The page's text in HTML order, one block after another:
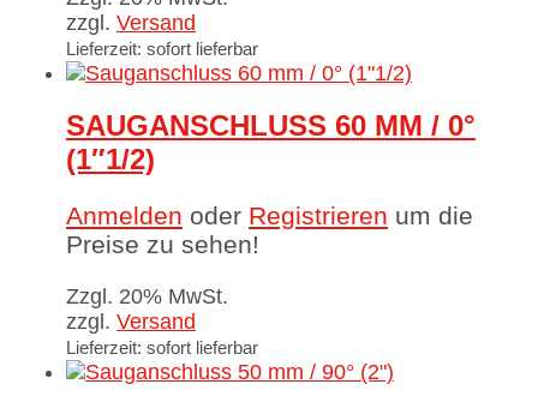
zzgl. Versand
Lieferzeit: sofort lieferbar
SAUGANSCHLUSS 60 MM / 0°
(1″1/2)
Anmelden oder Registrieren um die
Preise zu sehen!
Zzgl. 20% MwSt.
zzgl. Versand
Lieferzeit: sofort lieferbar